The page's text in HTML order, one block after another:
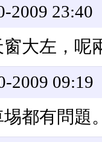
2009 23:40
大左，呢
2009 09:19
都有問題